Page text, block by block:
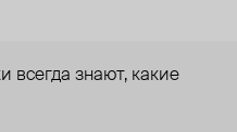
всегда знают, какие